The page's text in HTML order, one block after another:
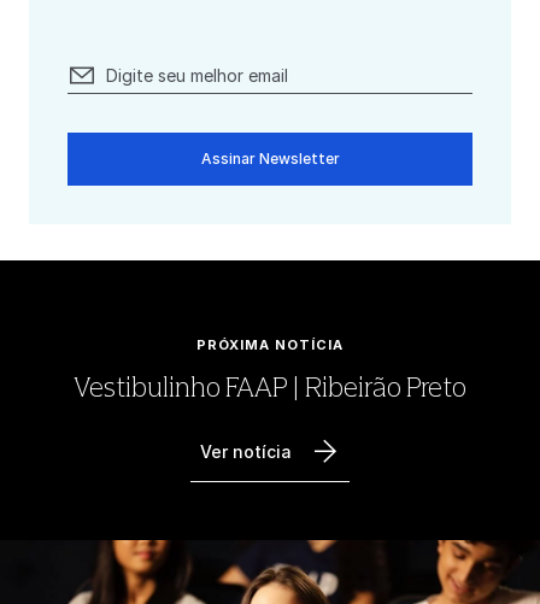
Assinar Newsletter
PRÓXIMA NOTÍCIA
Vestibulinho FAAP | Ribeirão Preto
Ver notícia